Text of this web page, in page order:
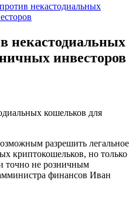
некастодиальных
инвесторов
разрешить легальное
криптокошельков, но только
точно не розничным
финансов Иван